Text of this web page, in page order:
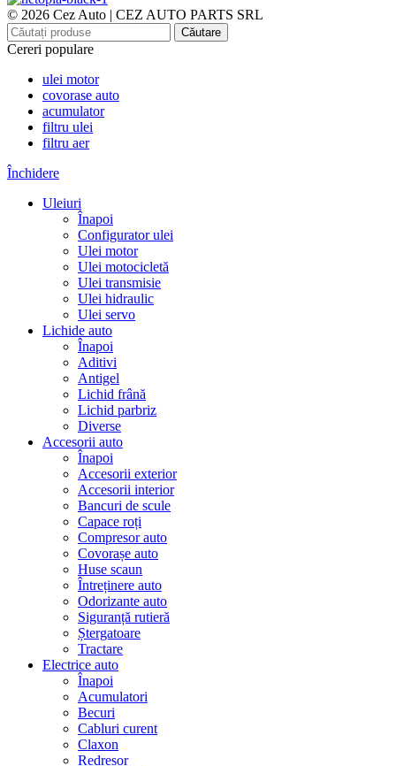
© 2026 Cez Auto | CEZ AUTO PARTS SRL
Căutare
Cereri populare
ulei motor
covorase auto
acumulator
filtru ulei
filtru aer
Închidere
Uleiuri
Înapoi
Configurator ulei
Ulei motor
Ulei motocicletă
Ulei transmisie
Ulei hidraulic
Ulei servo
Lichide auto
Înapoi
Aditivi
Antigel
Lichid frână
Lichid parbriz
Diverse
Accesorii auto
Înapoi
Accesorii exterior
Accesorii interior
Bancuri de scule
Capace roți
Compresor auto
Covorașe auto
Huse scaun
Întreținere auto
Odorizante auto
Siguranță rutieră
Ștergatoare
Tractare
Electrice auto
Înapoi
Acumulatori
Becuri
Cabluri curent
Claxon
Redresor